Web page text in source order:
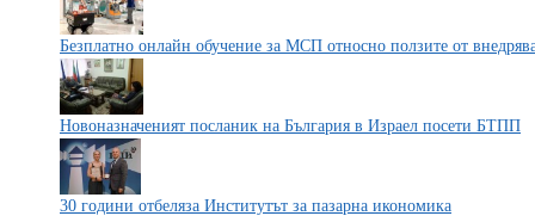
Безплатно онлайн обучение за МСП относно ползите от
Новоназначеният посланик на България в Израел посети БТПП
30 години отбеляза Институтът за пазарна икономика